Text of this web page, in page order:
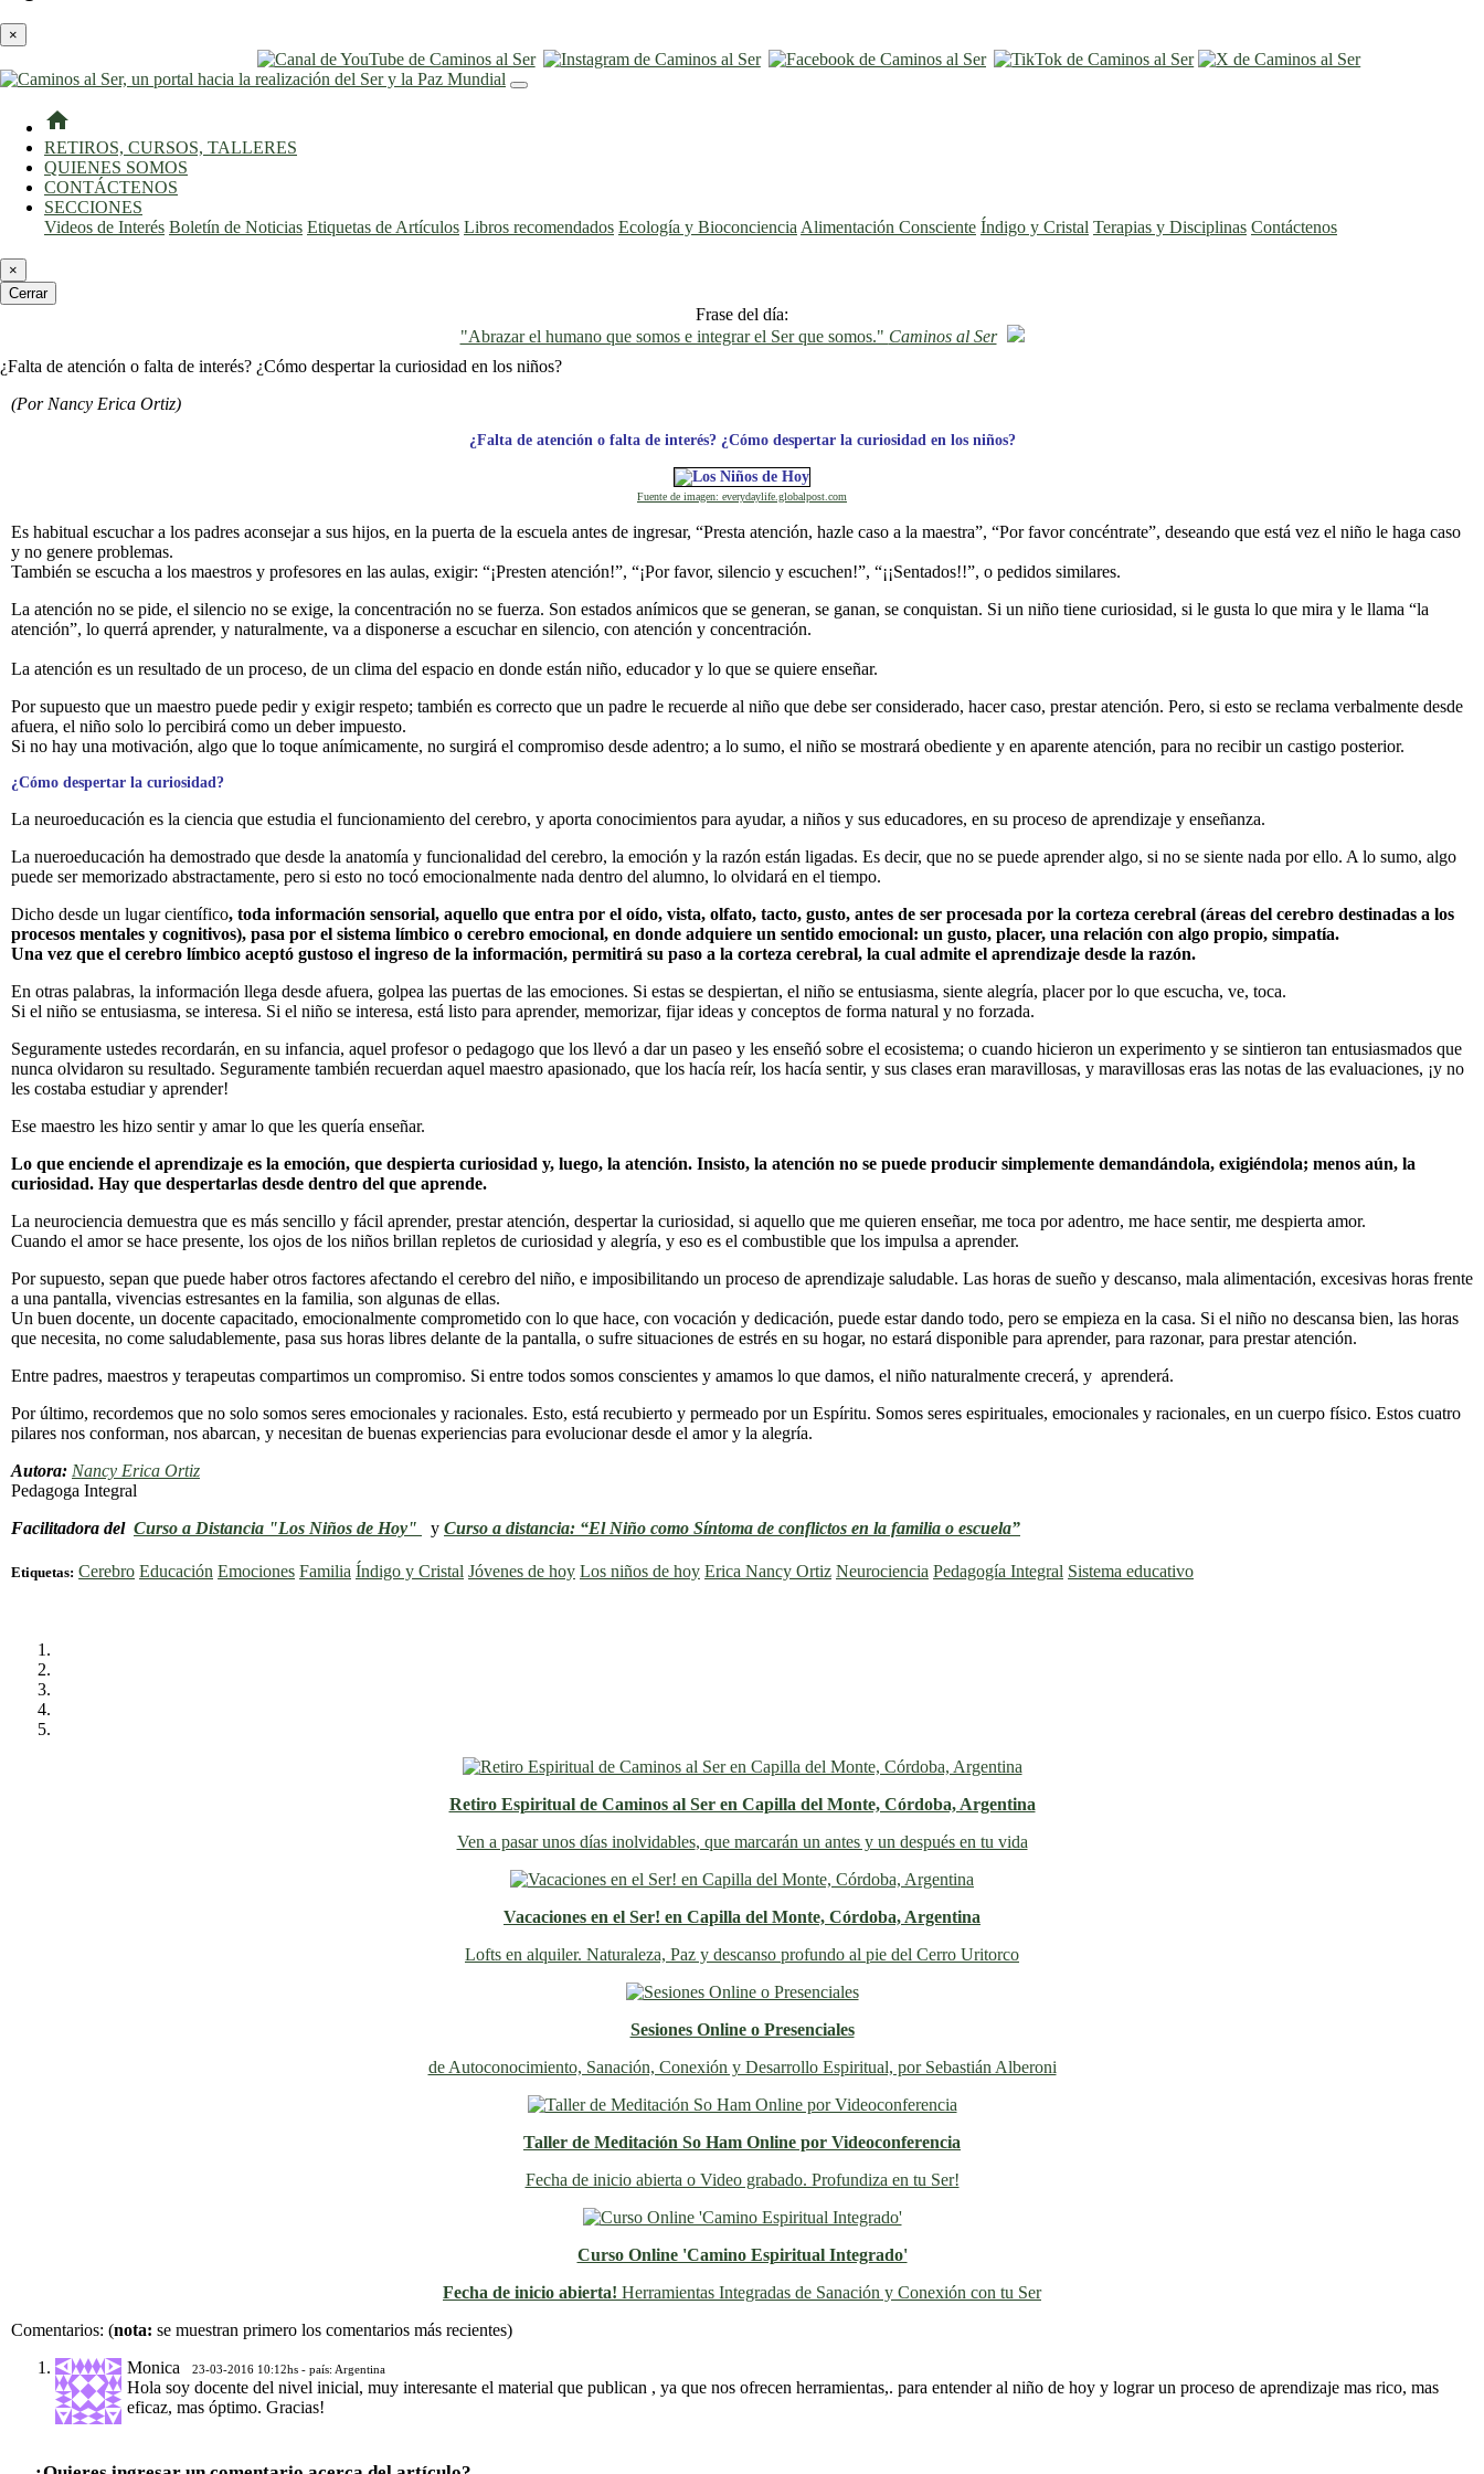
×
home
RETIROS, CURSOS, TALLERES
QUIENES SOMOS
CONTÁCTENOS
SECCIONES
Videos de Interés Boletín de Noticias Etiquetas de Artículos Libros recomendados Ecología y Bioconciencia Alimentación Consciente Índigo y Cristal Terapias y Disciplinas Contáctenos
×
Cerrar
Frase del día:
"Abrazar el humano que somos e integrar el Ser que somos." Caminos al Ser
¿Falta de atención o falta de interés? ¿Cómo despertar la curiosidad en los niños?
(Por Nancy Erica Ortiz)
¿Falta de atención o falta de interés? ¿Cómo despertar la curiosidad en los niños?
Fuente de imagen: everydaylife.globalpost.com
Es habitual escuchar a los padres aconsejar a sus hijos, en la puerta de la escuela antes de ingresar, “Presta atención, hazle caso a la maestra”, “Por favor concéntrate”, deseando que está vez el niño le haga caso
y no genere problemas.
También se escucha a los maestros y profesores en las aulas, exigir: “¡Presten atención!”, “¡Por favor, silencio y escuchen!”, “¡¡Sentados!!”, o pedidos similares.
La atención no se pide, el silencio no se exige, la concentración no se fuerza. Son estados anímicos que se generan, se ganan, se conquistan. Si un niño tiene curiosidad, si le gusta lo que mira y le llama “la
atención”, lo querrá aprender, y naturalmente, va a disponerse a escuchar en silencio, con atención y concentración.
La atención es un resultado de un proceso, de un clima del espacio en donde están niño, educador y lo que se quiere enseñar.
Por supuesto que un maestro puede pedir y exigir respeto; también es correcto que un padre le recuerde al niño que debe ser considerado, hacer caso, prestar atención. Pero, si esto se reclama verbalmente desde
afuera, el niño solo lo percibirá como un deber impuesto.
Si no hay una motivación, algo que lo toque anímicamente, no surgirá el compromiso desde adentro; a lo sumo, el niño se mostrará obediente y en aparente atención, para no recibir un castigo posterior.
¿Cómo despertar la curiosidad?
La neuroeducación es la ciencia que estudia el funcionamiento del cerebro, y aporta conocimientos para ayudar, a niños y sus educadores, en su proceso de aprendizaje y enseñanza.
La nueroeducación ha demostrado que desde la anatomía y funcionalidad del cerebro, la emoción y la razón están ligadas. Es decir, que no se puede aprender algo, si no se siente nada por ello. A lo sumo, algo
puede ser memorizado abstractamente, pero si esto no tocó emocionalmente nada dentro del alumno, lo olvidará en el tiempo.
Dicho desde un lugar científico, toda información sensorial, aquello que entra por el oído, vista, olfato, tacto, gusto, antes de ser procesada por la corteza cerebral (áreas del cerebro destinadas a los
procesos mentales y cognitivos), pasa por el sistema límbico o cerebro emocional, en donde adquiere un sentido emocional: un gusto, placer, una relación con algo propio, simpatía.
Una vez que el cerebro límbico aceptó gustoso el ingreso de la información, permitirá su paso a la corteza cerebral, la cual admite el aprendizaje desde la razón.
En otras palabras, la información llega desde afuera, golpea las puertas de las emociones. Si estas se despiertan, el niño se entusiasma, siente alegría, placer por lo que escucha, ve, toca.
Si el niño se entusiasma, se interesa. Si el niño se interesa, está listo para aprender, memorizar, fijar ideas y conceptos de forma natural y no forzada.
Seguramente ustedes recordarán, en su infancia, aquel profesor o pedagogo que los llevó a dar un paseo y les enseñó sobre el ecosistema; o cuando hicieron un experimento y se sintieron tan entusiasmados que
nunca olvidaron su resultado. Seguramente también recuerdan aquel maestro apasionado, que los hacía reír, los hacía sentir, y sus clases eran maravillosas, y maravillosas eras las notas de las evaluaciones, ¡y no
les costaba estudiar y aprender!
Ese maestro les hizo sentir y amar lo que les quería enseñar.
Lo que enciende el aprendizaje es la emoción, que despierta curiosidad y, luego, la atención. Insisto, la atención no se puede producir simplemente demandándola, exigiéndola; menos aún, la
curiosidad. Hay que despertarlas desde dentro del que aprende.
La neurociencia demuestra que es más sencillo y fácil aprender, prestar atención, despertar la curiosidad, si aquello que me quieren enseñar, me toca por adentro, me hace sentir, me despierta amor.
Cuando el amor se hace presente, los ojos de los niños brillan repletos de curiosidad y alegría, y eso es el combustible que los impulsa a aprender.
Por supuesto, sepan que puede haber otros factores afectando el cerebro del niño, e imposibilitando un proceso de aprendizaje saludable. Las horas de sueño y descanso, mala alimentación, excesivas horas frente
a una pantalla, vivencias estresantes en la familia, son algunas de ellas.
Un buen docente, un docente capacitado, emocionalmente comprometido con lo que hace, con vocación y dedicación, puede estar dando todo, pero se empieza en la casa. Si el niño no descansa bien, las horas
que necesita, no come saludablemente, pasa sus horas libres delante de la pantalla, o sufre situaciones de estrés en su hogar, no estará disponible para aprender, para razonar, para prestar atención.
Entre padres, maestros y terapeutas compartimos un compromiso. Si entre todos somos conscientes y amamos lo que damos, el niño naturalmente crecerá, y aprenderá.
Por último, recordemos que no solo somos seres emocionales y racionales. Esto, está recubierto y permeado por un Espíritu. Somos seres espirituales, emocionales y racionales, en un cuerpo físico. Estos cuatro
pilares nos conforman, nos abarcan, y necesitan de buenas experiencias para evolucionar desde el amor y la alegría.
Autora: Nancy Erica Ortiz
Pedagoga Integral
Facilitadora del Curso a Distancia "Los Niños de Hoy" y Curso a distancia: “El Niño como Síntoma de conflictos en la familia o escuela”
Etiquetas: Cerebro Educación Emociones Familia Índigo y Cristal Jóvenes de hoy Los niños de hoy Erica Nancy Ortiz Neurociencia Pedagogía Integral Sistema educativo
Retiro Espiritual de Caminos al Ser en Capilla del Monte, Córdoba, Argentina
Ven a pasar unos días inolvidables, que marcarán un antes y un después en tu vida
Vacaciones en el Ser! en Capilla del Monte, Córdoba, Argentina
Lofts en alquiler. Naturaleza, Paz y descanso profundo al pie del Cerro Uritorco
Sesiones Online o Presenciales
de Autoconocimiento, Sanación, Conexión y Desarrollo Espiritual, por Sebastián Alberoni
Taller de Meditación So Ham Online por Videoconferencia
Fecha de inicio abierta o Video grabado. Profundiza en tu Ser!
Curso Online 'Camino Espiritual Integrado'
Fecha de inicio abierta! Herramientas Integradas de Sanación y Conexión con tu Ser
Comentarios: (nota: se muestran primero los comentarios más recientes)
Monica
23-03-2016 10:12hs - país: Argentina
Hola soy docente del nivel inicial, muy interesante el material que publican , ya que nos ofrecen herramientas,. para entender al niño de hoy y lograr un proceso de aprendizaje mas rico, mas
eficaz, mas óptimo. Gracias!